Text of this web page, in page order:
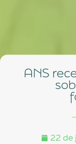
ANS recebe denúncia formal
22 de